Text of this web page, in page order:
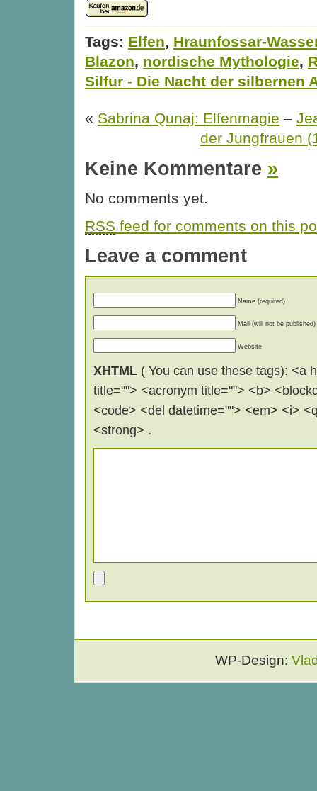
Tags: Elfen, Hraunfossar-
Blazon, nordische Mythologie,
Silfur - Die Nacht der silbernen
« Sabrina Qunaj: Elfenmagie –
der Jungfrauen
Keine Kommentare »
No comments yet.
RSS feed for comments on this
Leave a comment
Name (required)
Mail (will not be published)
Website
XHTML ( You can use these tags): <a
title=""> <acronym title=""> <b>
<code> <del datetime=""> <em> <i>
<strong> .
WP-Design: